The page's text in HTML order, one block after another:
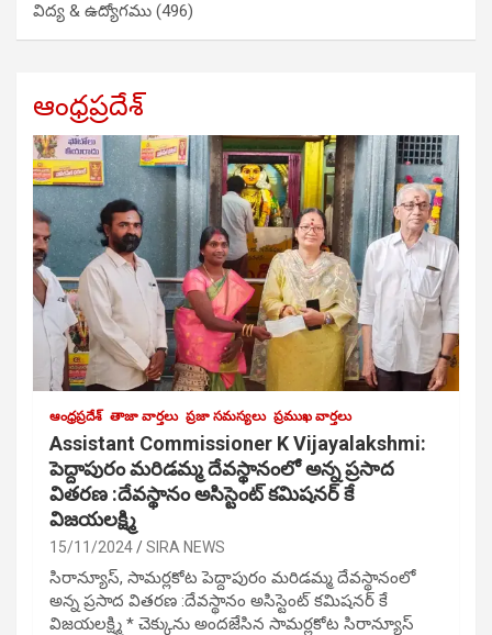
విద్య & ఉద్యోగము (496)
ఆంధ్రప్రదేశ్
ఆంధ్రప్రదేశ్ తాజా వార్తలు ప్రజా సమస్యలు ప్రముఖ వార్తలు
Assistant Commissioner K Vijayalakshmi:
పెద్దాపురం మరిడమ్మ దేవస్థానంలో అన్న ప్రసాద
వితరణ :దేవస్థానం అసిస్టెంట్ కమిషనర్ కే
విజయలక్ష్మి
15/11/2024 SIRA NEWS
సిరాన్యూస్, సామర్లకోట పెద్దాపురం మరిడమ్మ దేవస్థానంలో
అన్న ప్రసాద వితరణ :దేవస్థానం అసిస్టెంట్ కమిషనర్ కే
విజయలక్ష్మి * చెక్కును అందజేసిన సామర్లకోట సిరాన్యూస్